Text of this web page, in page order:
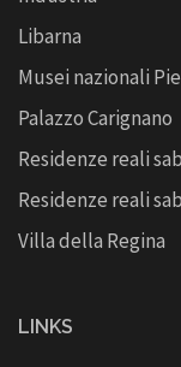
Libarna
Musei nazionali
Palazzo Carignano
Residenze reali
Residenze reali
Villa della Regina
LINKS